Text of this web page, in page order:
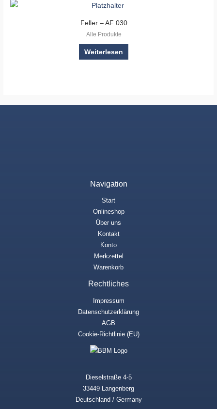
Feller – AF 030
Alle Produkte
Weiterlesen
Navigation
Start
Onlineshop
Über uns
Kontakt
Konto
Merkzettel
Warenkorb
Rechtliches
Impressum
Datenschutzerklärung
AGB
Cookie-Richtlinie (EU)
Dieselstraße 4-5
33449 Langenberg
Deutschland / Germany